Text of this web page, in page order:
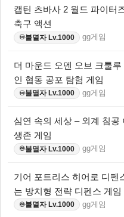
캡틴 츠바사 2 월드 파이터
축구 액션
♾️불멸자 Lv.1000 gg게임
더 마운드 오멘 오브 크툴
인 협동 공포 탐험 게임
♾️불멸자 Lv.1000 gg게임
심연 속의 세상 – 외계 침
생존 게임
♾️불멸자 Lv.1000 gg게임
기어 포트리스 히어로 디펜
는 방치형 전략 디펜스 게임
♾️불멸자 Lv.1000 gg게임